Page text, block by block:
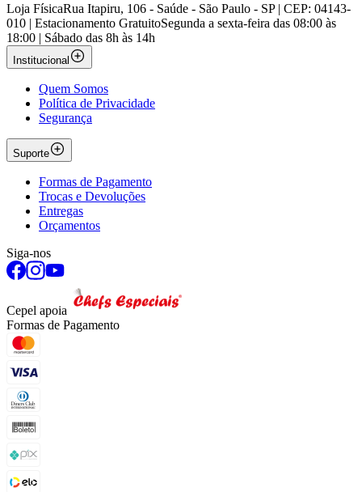
Loja FísicaRua Itapiru, 106 - Saúde - São Paulo - SP | CEP: 04143-
010 | Estacionamento GratuitoSegunda a sexta-feira das 08:00 às
18:00 | Sábado das 8h às 14h
Institucional
Quem Somos
Política de Privacidade
Segurança
Suporte
Formas de Pagamento
Trocas e Devoluções
Entregas
Orçamentos
Siga-nos
Cepel apoia
Formas de Pagamento